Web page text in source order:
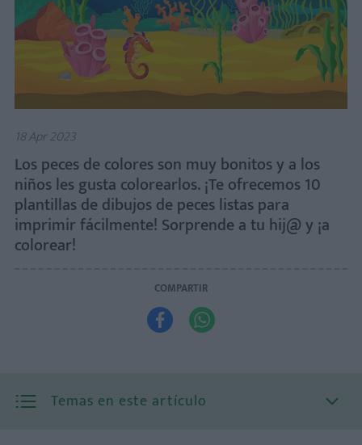
18 Apr 2023
Los peces de colores son muy bonitos y a los
niños les gusta colorearlos. ¡Te ofrecemos 10
plantillas de dibujos de peces listas para
imprimir fácilmente! Sorprende a tu hij@ y ¡a
colorear!
COMPARTIR
 
Temas en este artículo